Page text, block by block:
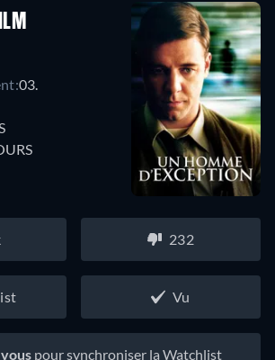
03.
232
Vu
pour synchroniser la Watchlist